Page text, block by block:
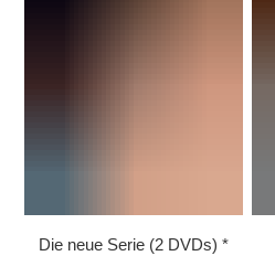
Die neue Serie (2 DVDs)